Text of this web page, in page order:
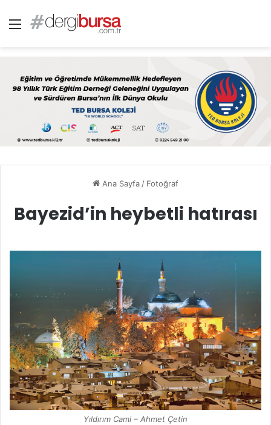
Menü
Ana Sayfa/ Fotoğraf
Bayezid’in heybetli hatırası
Yıldırım Cami – Ahmet Çetin